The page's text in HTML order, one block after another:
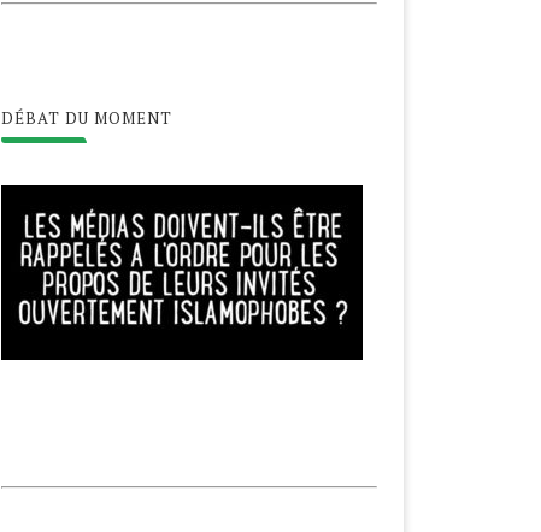
DÉBAT DU MOMENT